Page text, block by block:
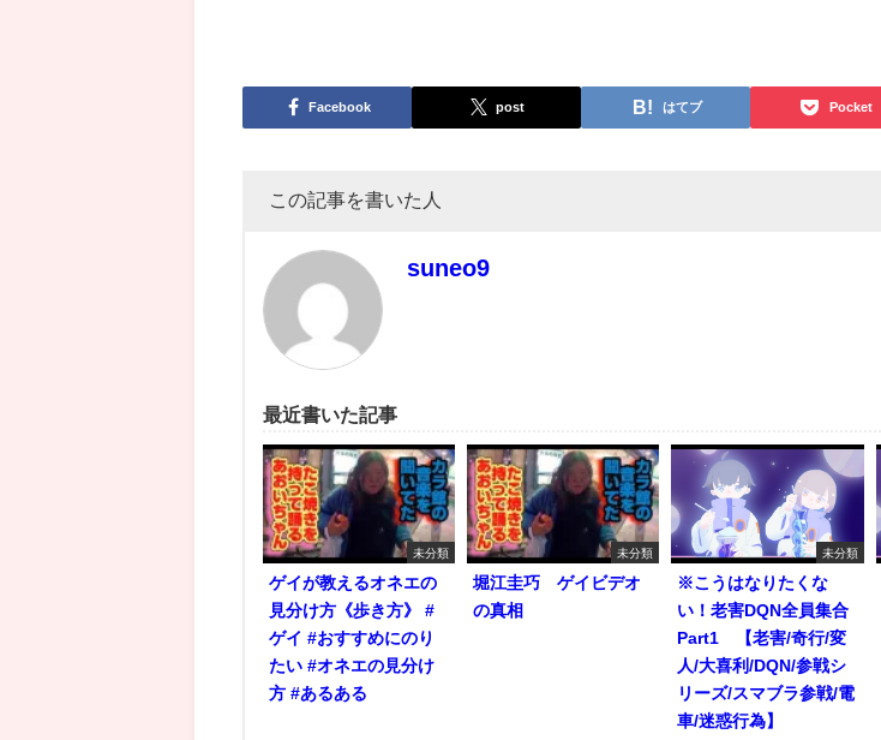
Facebook post はてブ Pocket
この記事を書いた人
suneo9
最近書いた記事
未分類
ゲイが教えるオネエの
見分け方《歩き方》 #
ゲイ #おすすめにのり
たい #オネエの見分け
方 #あるある
未分類
堀江圭巧 ゲイビデオ
の真相
未分類
※こうはなりたくな
い！老害DQN全員集合
Part1 【老害/奇行/変
人/大喜利/DQN/参戦シ
リーズ/スマブラ参戦/電
車/迷惑行為】